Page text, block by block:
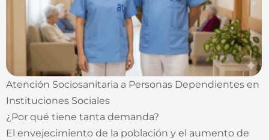
Atención Sociosanitaria a Personas Dependientes en
Instituciones Sociales
¿Por qué tiene tanta demanda?
El envejecimiento de la población y el aumento de